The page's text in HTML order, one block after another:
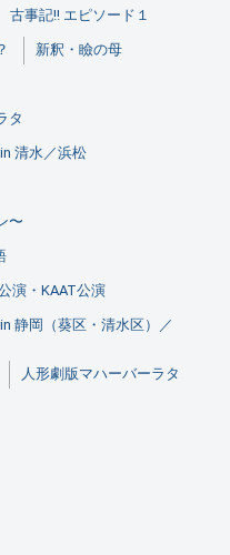
古事記!! エピソード１
新釈・瞼の母
タ
清水／浜松
〜
演・KAAT公演
静岡（葵区・清水区）／
人形劇版マハーバーラタ